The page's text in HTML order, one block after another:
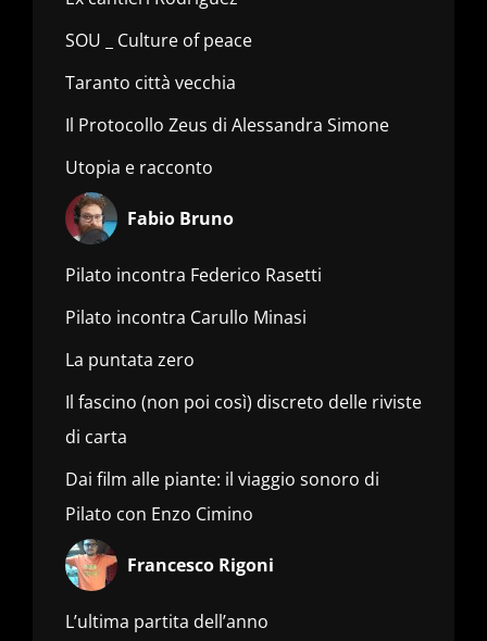
SOU _ Culture of peace
Taranto città vecchia
Il Protocollo Zeus di Alessandra Simone
Utopia e racconto
Fabio Bruno
Pilato incontra Federico Rasetti
Pilato incontra Carullo Minasi
La puntata zero
Il fascino (non poi così) discreto delle riviste
di carta
Dai film alle piante: il viaggio sonoro di
Pilato con Enzo Cimino
Francesco Rigoni
L’ultima partita dell’anno